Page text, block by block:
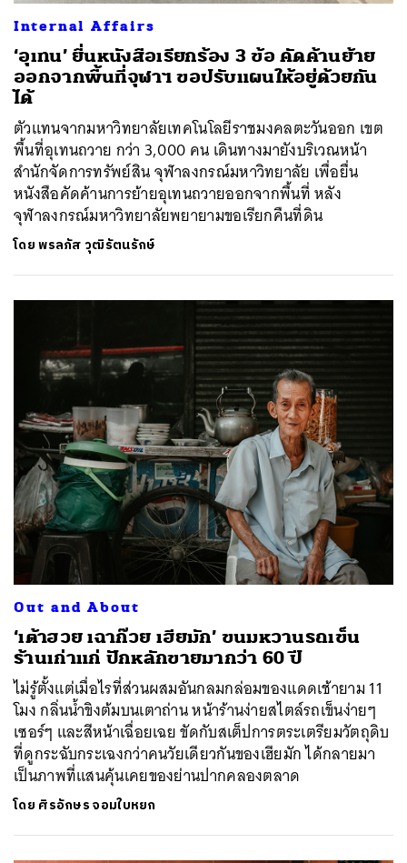
Internal Affairs
‘อุเทน’ ยื่นหนังสือเรียกร้อง 3 ข้อ คัดค้านย้าย
ออกจากพื้นที่จุฬาฯ ขอปรับแผนให้อยู่ด้วยกัน
ได้
ตัวแทนจากมหาวิทยาลัยเทคโนโลยีราชมงคลตะวันออก เขต
พื้นที่อุเทนถวาย กว่า 3,000 คน เดินทางมายังบริเวณหน้า
สำนักจัดการทรัพย์สิน จุฬาลงกรณ์มหาวิทยาลัย เพื่อยื่น
หนังสือคัดค้านการย้ายอุเทนถวายออกจากพื้นที่ หลัง
จุฬาลงกรณ์มหาวิทยาลัยพยายามขอเรียกคืนที่ดิน
โดยพรลภัส วุฒิรัตนรักษ์
Out and About
‘เต้าฮวย เฉาก๊วย เฮียมัก’ ขนมหวานรถเข็น
ร้านเก่าแก่ ปักหลักขายมากว่า 60 ปี
ไม่รู้ตั้งแต่เมื่อไรที่ส่วนผสมอันกลมกล่อมของแดดเช้ายาม 11
โมง กลิ่นน้ำขิงต้มบนเตาถ่าน หน้าร้านง่ายสไตล์รถเข็นง่ายๆ
เซอร์ๆ และสีหน้าเฉื่อยเฉย ขัดกับสเต็ปการตระเตรียมวัตถุดิบ
ที่ดูกระฉับกระเฉงกว่าคนวัยเดียวกันของเฮียมัก ได้กลายมา
เป็นภาพที่แสนคุ้นเคยของย่านปากคลองตลาด
โดย ศิรอักษร จอมใบหยก